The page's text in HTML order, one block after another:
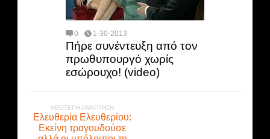
0 1-30-2013
Πήρε συνέντευξη από τον
πρωθυπουργό χωρίς
εσώρουχο! (video)
ΝΕΌΤΕΡΗ ΑΝΆΡΤΗΣΗ
Ελευθερία Ελευθερίου:
Εκείνη τραγουδούσε